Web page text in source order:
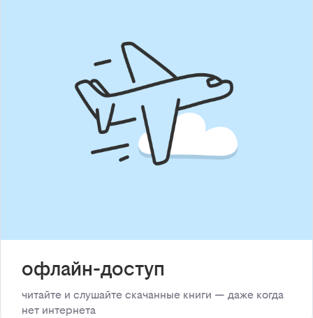
офлайн-доступ
читайте и слушайте скачанные книги — даже когда
нет интернета